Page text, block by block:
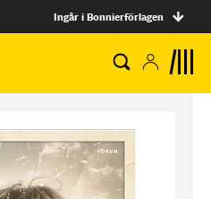
Ingår i Bonnierförlagen